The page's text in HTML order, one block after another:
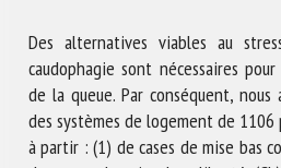
Des alternatives viables au
caudophagie sont nécessaires
de la queue. Par conséquent,
des systèmes de logement de
à partir : (1) de cases de mise bas
informations saisies soient utilisées
relation avec le CNR BEA. *
Les champs suivis de * sont